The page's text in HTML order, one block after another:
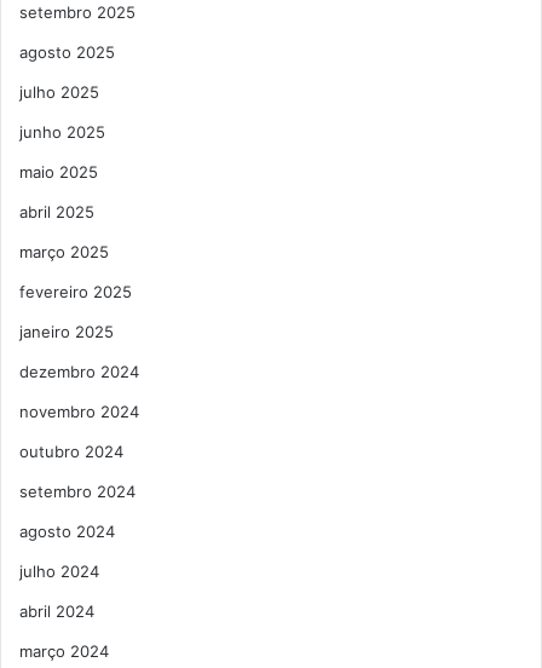
setembro 2025
agosto 2025
julho 2025
junho 2025
maio 2025
abril 2025
março 2025
fevereiro 2025
janeiro 2025
dezembro 2024
novembro 2024
outubro 2024
setembro 2024
agosto 2024
julho 2024
abril 2024
março 2024